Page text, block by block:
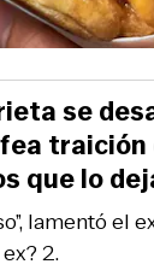
lamentó el
2.
se
traición
que lo